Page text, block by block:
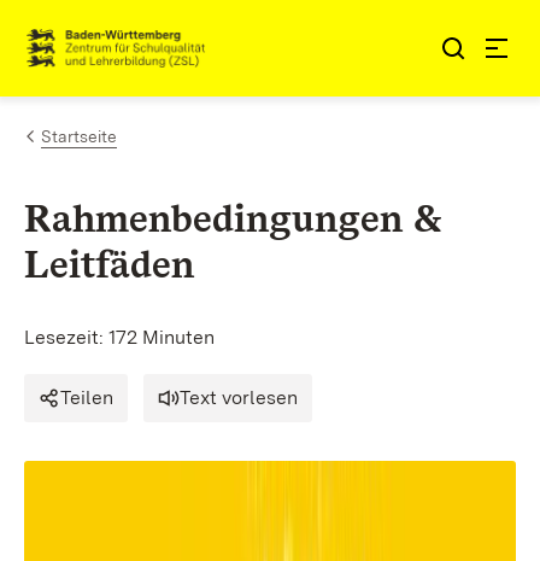
Zum Inhalt springen
Link zur Startseite
Startseite
Rahmenbedingungen &
Leitfäden
Lesezeit: 172 Minuten
Teilen Text vorlesen